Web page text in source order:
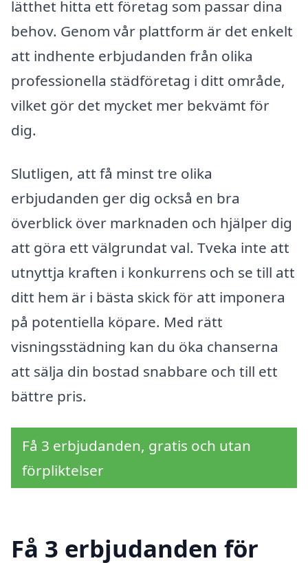
lätthet hitta ett företag som passar dina
behov. Genom vår plattform är det enkelt
att indhente erbjudanden från olika
professionella städföretag i ditt område,
vilket gör det mycket mer bekvämt för
dig.
Slutligen, att få minst tre olika
erbjudanden ger dig också en bra
överblick över marknaden och hjälper dig
att göra ett välgrundat val. Tveka inte att
utnyttja kraften i konkurrens och se till att
ditt hem är i bästa skick för att imponera
på potentiella köpare. Med rätt
visningsstädning kan du öka chanserna
att sälja din bostad snabbare och till ett
bättre pris.
Få 3 erbjudanden, gratis och utan
förpliktelser
Få 3 erbjudanden för